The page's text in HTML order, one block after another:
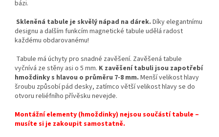
bázi.
Skleněná tabule je skvělý nápad na dárek. Díky elegantnímu
designu a dalším funkcím magnetické tabule udělá radost
každému obdarovanému!
Tabule má úchyty pro snadné zavěšení. Zavěšená tabule
vyčnívá ze stěny asi o 5 mm. K zavěšení tabuli jsou zapotřebí
hmoždinky s hlavou o průměru 7-8 mm. Menší velikost hlavy
šroubu způsobí pád desky, zatímco větší velikost hlavy se do
otvoru reliéfního přívěsku nevejde.
Montážní elementy (hmoždinky) nejsou součástí tabule –
musíte si je zakoupit samostatně.